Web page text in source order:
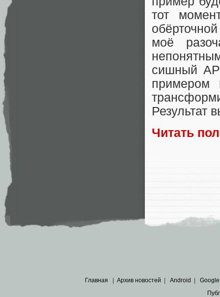
тот
моё
сишный
примером
Результат
Читать
Главная | Архив новостей | Android | Google